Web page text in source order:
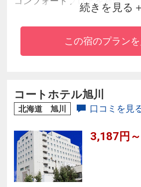
◆全客室でWi-Fiをご利用ができ
◆官公庁など主要施設に近く、
華街「さんろく街」も徒歩圏内
続きを見る
この宿のプラン
コートホテル旭川
北海道 旭川 口コミを見
3,187円